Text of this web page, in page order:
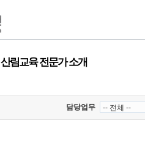
산림교육 전문가 소개
담당업무